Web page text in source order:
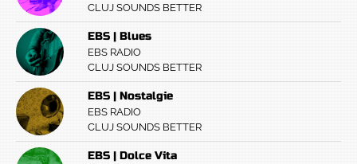
CLUJ SOUNDS BETTER
EBS | Blues
EBS RADIO
CLUJ SOUNDS BETTER
EBS | Nostalgie
EBS RADIO
CLUJ SOUNDS BETTER
EBS | Dolce Vita